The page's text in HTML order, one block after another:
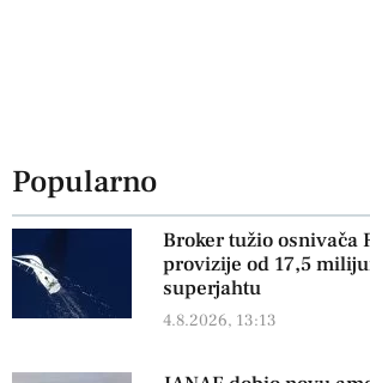
Popularno
Broker tužio osnivača
provizije od 17,5
superjahtu
4.8.2026, 13:13